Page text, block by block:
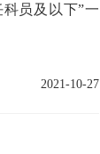
员及以下”一
2021-10-27